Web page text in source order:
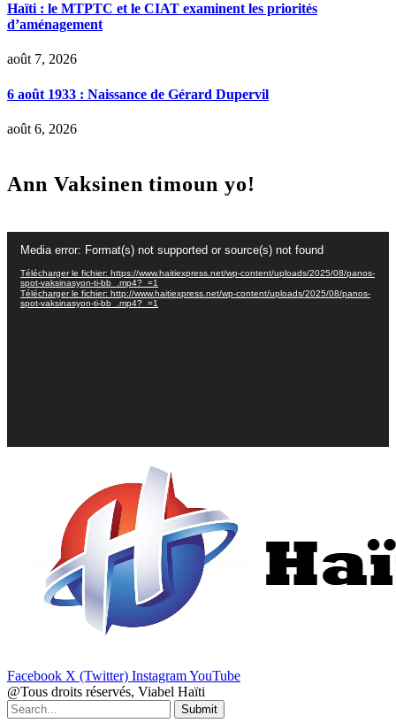
Haïti : le MTPTC et le CIAT examinent les priorités
d’aménagement
août 7, 2026
6 août 1933 : Naissance de Gérard Dupervil
août 6, 2026
Ann Vaksinen timoun yo!
vidéo
Media error: Format(s) not supported or source(s) not found
Télécharger le fichier: https://www.haitiexpress.net/wp-content/uploads/2025/08/panos-
spot-vaksinasyon-ti-bb_.mp4?_=1
Télécharger le fichier: http://www.haitiexpress.net/wp-content/uploads/2025/08/panos-
spot-vaksinasyon-ti-bb_.mp4?_=1
Facebook X (Twitter) InstagramYouTube
@Tous droits réservés, Viabel Haïti
Submit